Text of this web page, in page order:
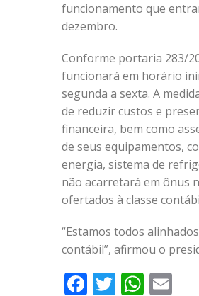
funcionamento que
dezembro.
Conforme portaria 283/
funcionará em horário
segunda a sexta. A
de reduzir custos e
financeira, bem como
de seus equipamentos,
energia, sistema de
não acarretará em ônus
ofertados à classe
“Estamos todos
contábil”, afirmou o
Facebook
Twitter